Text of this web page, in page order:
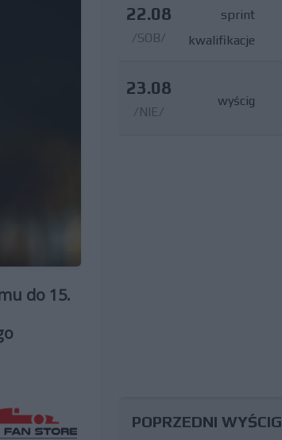
do 15.
22.08
/SOB/
sprint
kwalifikacje
23.08
/NIE/
wyścig
POPRZEDNI WYŚCIG